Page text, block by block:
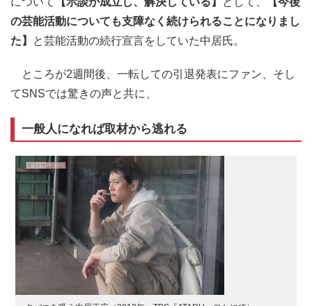
の芸能活動についても支障なく続けられることになりまし
た】
と芸能活動の続行宣言をしていた中居氏。
ところが2週間後、一転しての引退発表にファン、そし
てSNSでは驚きの声と共に、
一般人になれば取材から逃れる